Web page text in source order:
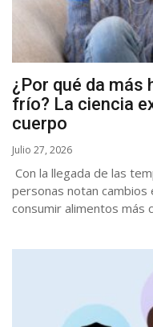
¿Por qué da más
frío? La ciencia
cuerpo
Julio 27, 2026
Con la llegada de las
personas notan cambios
consumir alimentos más